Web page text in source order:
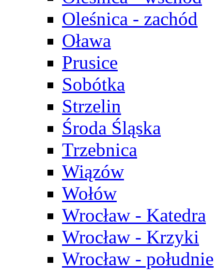
Oleśnica - zachód
Oława
Prusice
Sobótka
Strzelin
Środa Śląska
Trzebnica
Wiązów
Wołów
Wrocław - Katedra
Wrocław - Krzyki
Wrocław - południe